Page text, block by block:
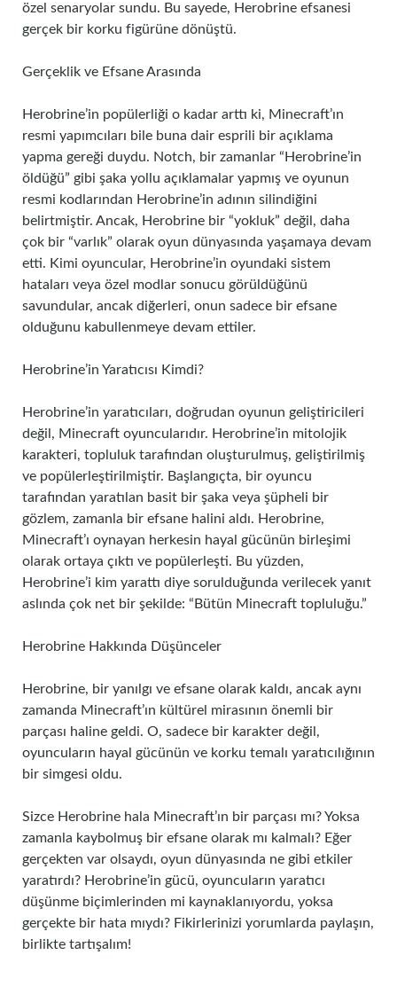
özel senaryolar sundu. Bu sayede, Herobrine efsanesi
gerçek bir korku figürüne dönüştü.
Gerçeklik ve Efsane Arasında
Herobrine’in popülerliği o kadar arttı ki, Minecraft’ın
resmi yapımcıları bile buna dair esprili bir açıklama
yapma gereği duydu. Notch, bir zamanlar “Herobrine’in
öldüğü” gibi şaka yollu açıklamalar yapmış ve oyunun
resmi kodlarından Herobrine’in adının silindiğini
belirtmiştir. Ancak, Herobrine bir “yokluk” değil, daha
çok bir “varlık” olarak oyun dünyasında yaşamaya devam
etti. Kimi oyuncular, Herobrine’in oyundaki sistem
hataları veya özel modlar sonucu görüldüğünü
savundular, ancak diğerleri, onun sadece bir efsane
olduğunu kabullenmeye devam ettiler.
Herobrine’in Yaratıcısı Kimdi?
Herobrine’in yaratıcıları, doğrudan oyunun geliştiricileri
değil, Minecraft oyuncularıdır. Herobrine’in mitolojik
karakteri, topluluk tarafından oluşturulmuş, geliştirilmiş
ve popülerleştirilmiştir. Başlangıçta, bir oyuncu
tarafından yaratılan basit bir şaka veya şüpheli bir
gözlem, zamanla bir efsane halini aldı. Herobrine,
Minecraft’ı oynayan herkesin hayal gücünün birleşimi
olarak ortaya çıktı ve popülerleşti. Bu yüzden,
Herobrine’i kim yarattı diye sorulduğunda verilecek yanıt
aslında çok net bir şekilde: “Bütün Minecraft topluluğu.”
Herobrine Hakkında Düşünceler
Herobrine, bir yanılgı ve efsane olarak kaldı, ancak aynı
zamanda Minecraft’ın kültürel mirasının önemli bir
parçası haline geldi. O, sadece bir karakter değil,
oyuncuların hayal gücünün ve korku temalı yaratıcılığının
bir simgesi oldu.
Sizce Herobrine hala Minecraft’ın bir parçası mı? Yoksa
zamanla kaybolmuş bir efsane olarak mı kalmalı? Eğer
gerçekten var olsaydı, oyun dünyasında ne gibi etkiler
yaratırdı? Herobrine’in gücü, oyuncuların yaratıcı
düşünme biçimlerinden mi kaynaklanıyordu, yoksa
gerçekte bir hata mıydı? Fikirlerinizi yorumlarda paylaşın,
birlikte tartışalım!